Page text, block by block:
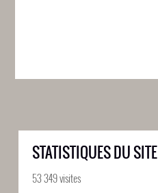
STATISTIQUES DU SITE
53 349 visites